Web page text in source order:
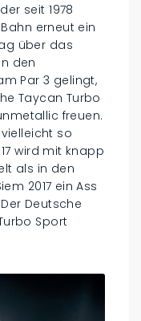
seit 1978
erneut ein
über das
den
Par 3 gelingt,
Taycan Turbo
freuen.
so
wird mit knapp
als in den
2017 ein Ass
Deutsche
Sport